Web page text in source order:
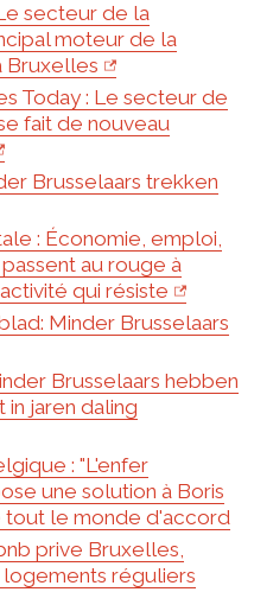
secteur de la
moteur de la
Bruxelles
Today : Le secteur de
fait de nouveau
Brusselaars trekken
: Économie, emploi,
au rouge à
qui résiste
Minder Brusselaars
Brusselaars hebben
jaren daling
: "L'enfer
une solution à Boris
tout le monde d'accord
prive Bruxelles,
réguliers